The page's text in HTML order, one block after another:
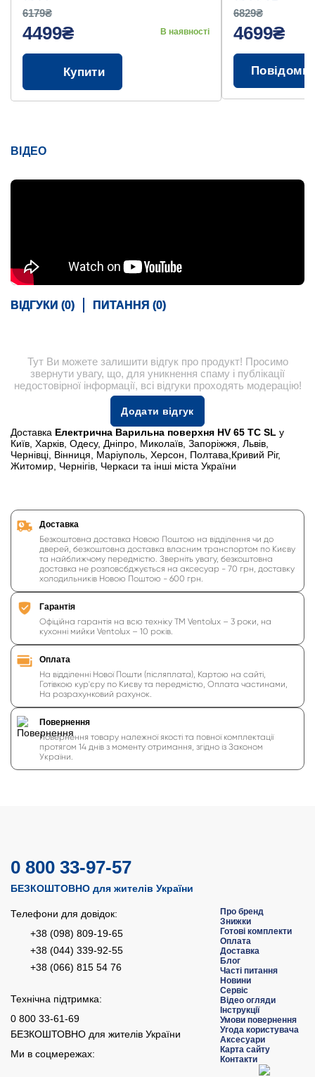
6179₴
4499₴ В наявності
Купити
6829₴
4699₴
ВІДЕО
ВІДГУКИ (0) ПИТАННЯ (0)
Тут Ви можете залишити відгук про продукт! Просимо
звернути увагу, що, для уникнення спаму і публікації
недостовірної інформації, всі відгуки проходять модерацію!
Додати відгук
Доставка Електрична Варильна поверхня HV 65 TC SL у
Київ, Харків, Одесу, Дніпро, Миколаїв, Запоріжжя, Львів,
Чернівці, Вінниця, Маріуполь, Херсон, Полтава,Кривий Ріг,
Житомир, Чернігів, Черкаси та інші міста України
Доставка
Безкоштовна доставка Новою Поштою на відділення чи до
дверей, безкоштовна доставка власним транспортом по Києву
та найближчому передмістю. Зверніть увагу, безкоштовна
доставка не розповсбджується на аксесуар - 70 грн, доставку
холодильників Новою Поштою - 600 грн.
Гарантія
Офіційна гарантія на всю техніку ТМ Ventolux – 3 роки, на
кухонні мийки Ventolux – 10 років.
Оплата
На відділенні Нової Пошти (післяплата), Картою на сайті,
Готівкою кур'єру по Києву та передмістю, Оплата частинами,
На розрахунковий рахунок.
Повернення
Повернення товару належної якості та повної комплектації
протягом 14 днів з моменту отримання, згідно із Законом
України.
0 800 33-97-57
БЕЗКОШТОВНО для жителів України
Телефони для довідок:
+38 (098) 809-19-65
+38 (044) 339-92-55
+38 (066) 815 54 76
Технічна підтримка:
0 800 33-61-69
БЕЗКОШТОВНО для жителів України
Ми в соцмережах:
Про бренд
Знижки
Готові комплекти
Оплата
Доставка
Блог
Часті питання
Новини
Сервіс
Відео огляди
Інструкції
Умови повернення
Угода користувача
Аксесуари
Карта сайту
Контакти